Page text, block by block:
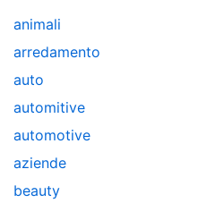
animali
arredamento
auto
automitive
automotive
aziende
beauty